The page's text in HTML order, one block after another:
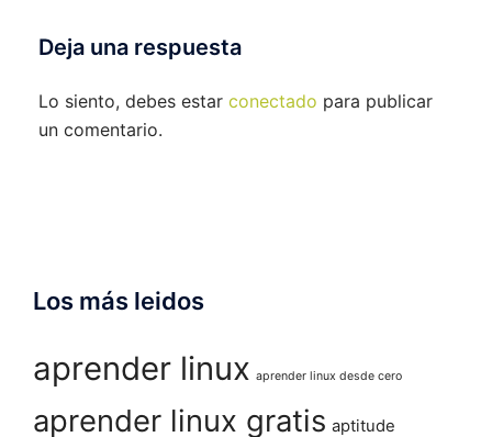
Deja una respuesta
Lo siento, debes estar conectado para publicar
un comentario.
Los más leidos
aprender linux aprender linux desde cero
aprender linux gratis aptitude